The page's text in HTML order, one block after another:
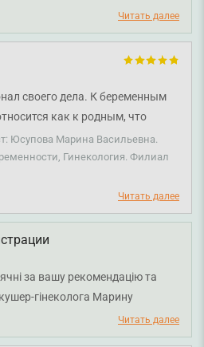
за високу оцінку
сервісу лікарні. Адже ми дійсно
сервіс надання послуг
Бажаємо здоров'я.
Читать далее
своего дела. К беременным
как к родным, что
мамочек. Очень добрая,
всегда встречает с улыбкой 🤗.
я рекомендую.
Юсупова Марина Васильевна.
Гинекология. Филиал
Читать далее
за вашу рекомендацію та
гінеколога Марину
ви задоволені візитом. Бажаємо
Читать далее